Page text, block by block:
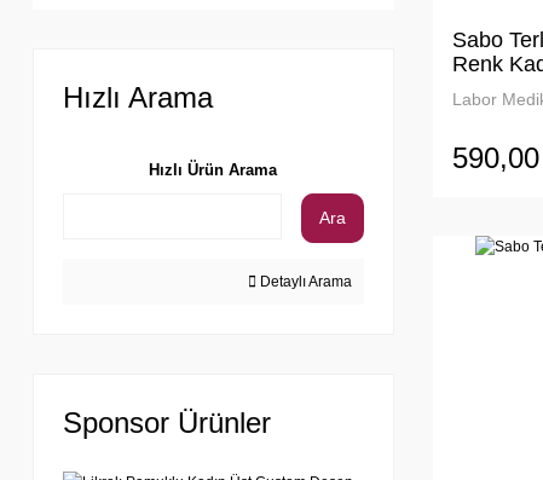
Hızlı Arama
Hızlı Ürün Arama
Ara
Detaylı Arama
Sponsor Ürünler
Sabo
Renk
Labor